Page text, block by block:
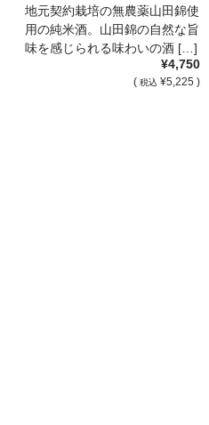
（ｴｽﾃｻﾞﾙｸﾞ協同組合）
ｬﾝ･ﾘｰﾌﾞﾙ）
ﾄﾞﾒｰﾇ･ﾃﾞ･ﾎﾞｱ･ﾙｶ）
ｶ合衆国
地元契約栽培の無農薬山田錦使
用の純米酒。山田錦の自然な旨
味を感じられる味わいの酒 […]
¥4,750
( 税込 ¥5,225 )